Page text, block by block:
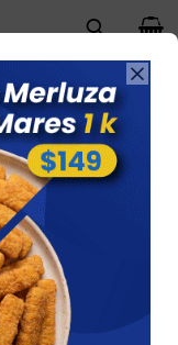

0
5* 400 Gs